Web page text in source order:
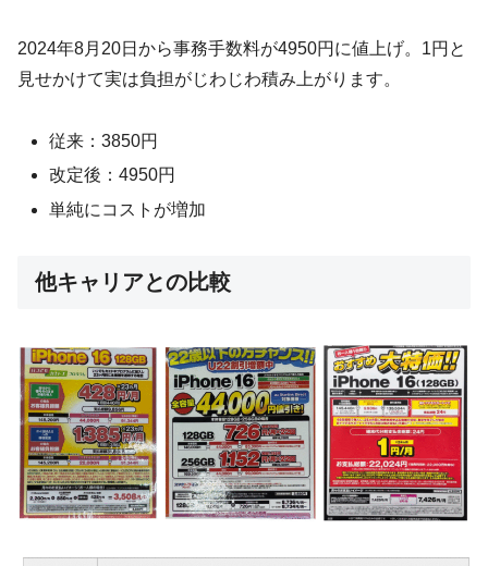
2024年8月20日から事務手数料が4950円に値上げ。1円と
見せかけて実は負担がじわじわ積み上がります。
従来：3850円
改定後：4950円
単純にコストが増加
他キャリアとの比較